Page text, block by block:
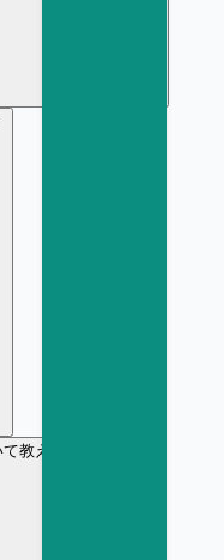
教えてください